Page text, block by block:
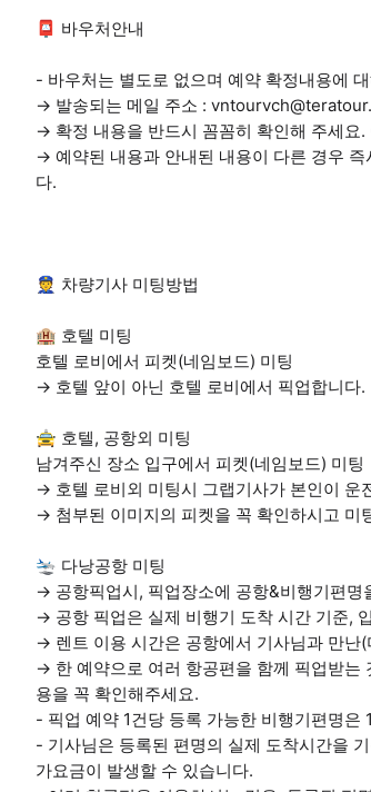
📮 바우처안내
- 바우처는 별도로 없으며 예약 확정내용에
→ 발송되는 메일 주소 :
→ 확정 내용을 반드시 꼼꼼히 확인해 주세요
→ 예약된 내용과 안내된 내용이 다른 경우
다.
👮 차량기사 미팅방법
🏨 호텔 미팅
호텔 로비에서 피켓(네임보드) 미팅
→ 호텔 앞이 아닌 호텔 로비에서 픽업합니다.
🚖 호텔, 공항외 미팅
남겨주신 장소 입구에서 피켓(네임보드) 미팅
→ 호텔 로비외 미팅시 그랩기사가 본인이 운
→ 첨부된 이미지의 피켓을 꼭 확인하시고 미
🛬 다낭공항 미팅
→ 공항픽업시, 픽업장소에 공항&비행기편명
→ 공항 픽업은 실제 비행기 도착 시간 기준,
→ 렌트 이용 시간은 공항에서 기사님과 만난
→ 한 예약으로 여러 항공편을 함께 픽업받는
용을 꼭 확인해주세요.
- 픽업 예약 1건당 등록 가능한 비행기편명은
- 기사님은 등록된 편명의 실제 도착시간을
가요금이 발생할 수 있습니다.